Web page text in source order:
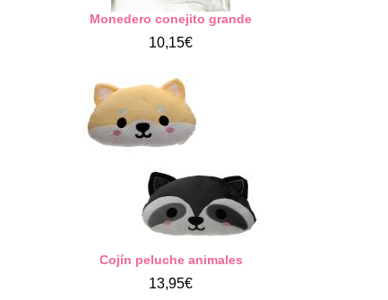
Monedero conejito grande
10,15€
Cojín peluche animales
13,95€